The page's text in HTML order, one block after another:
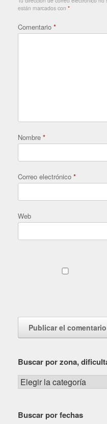
están marcados con *
Comentario *
Nombre *
Correo electrónico *
Web
Buscar por zona,
Buscar
por
dificultad…
Buscar por fechas